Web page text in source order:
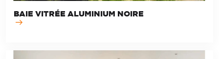
BAIE VITRÉE ALUMINIUM NOIRE